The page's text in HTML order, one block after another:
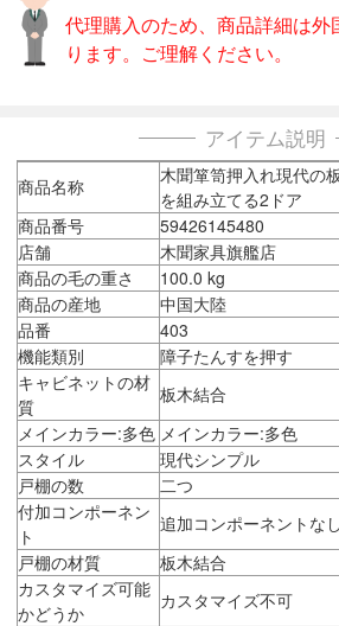
代理購入のため、商品詳細は外
ります。ご理解ください。
アイテム説明
商品名称
木聞箪笥押入れ現代の
を組み立てる2ドア
商品番号
59426145480
店舗
木聞家具旗艦店
商品の毛の重さ
100.0 kg
商品の産地
中国大陸
品番
403
機能類別
障子たんすを押す
キャビネットの材
質
板木結合
メインカラー:多色 メインカラー:多色
スタイル
現代シンプル
戸棚の数
二つ
付加コンポーネン
ト
追加コンポーネントなし
戸棚の材質
板木結合
カスタマイズ可能
かどうか
カスタマイズ不可